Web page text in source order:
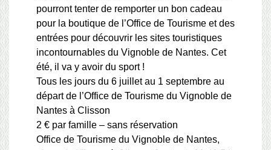
pourront tenter de remporter un bon cadeau
pour la boutique de l’Office de Tourisme et des
entrées pour découvrir les sites touristiques
incontournables du Vignoble de Nantes. Cet
été, il va y avoir du sport !
Tous les jours du 6 juillet au 1 septembre au
départ de l’Office de Tourisme du Vignoble de
Nantes à Clisson
2 € par famille – sans réservation
Office de Tourisme du Vignoble de Nantes,